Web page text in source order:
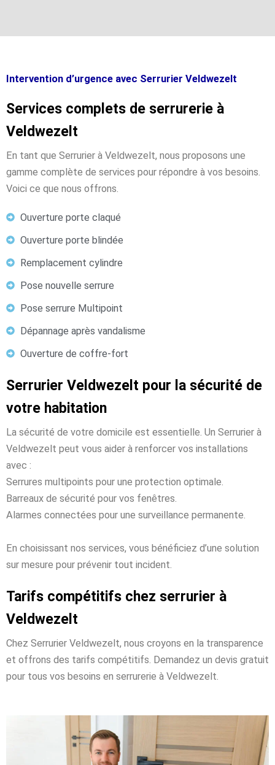
Intervention d’urgence avec Serrurier Veldwezelt
Services complets de serrurerie à
Veldwezelt
En tant que Serrurier à Veldwezelt, nous proposons une
gamme complète de services pour répondre à vos besoins.
Voici ce que nous offrons.
Ouverture porte claqué
Ouverture porte blindée
Remplacement cylindre
Pose nouvelle serrure
Pose serrure Multipoint
Dépannage après vandalisme
Ouverture de coffre-fort
Serrurier Veldwezelt pour la sécurité de
votre habitation
La sécurité de votre domicile est essentielle. Un Serrurier à
Veldwezelt peut vous aider à renforcer vos installations
avec :
Serrures multipoints pour une protection optimale.
Barreaux de sécurité pour vos fenêtres.
Alarmes connectées pour une surveillance permanente.
En choisissant nos services, vous bénéficiez d’une solution
sur mesure pour prévenir tout incident.
Tarifs compétitifs chez serrurier à
Veldwezelt
Chez Serrurier Veldwezelt, nous croyons en la transparence
et offrons des tarifs compétitifs. Demandez un devis gratuit
pour tous vos besoins en serrurerie à Veldwezelt.